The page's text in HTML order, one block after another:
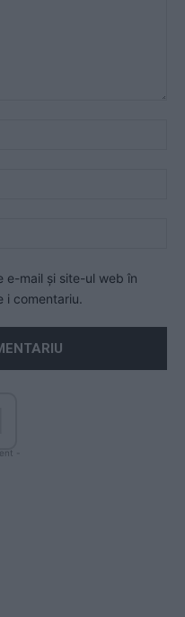
e-mail și site-ul web în
i comentariu.
-